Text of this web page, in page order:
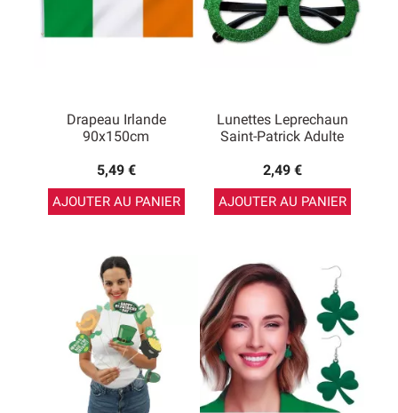
Drapeau Irlande
90x150cm
5,49 €
AJOUTER AU PANIER
Lunettes Leprechaun
Saint-Patrick Adulte
2,49 €
AJOUTER AU PANIER